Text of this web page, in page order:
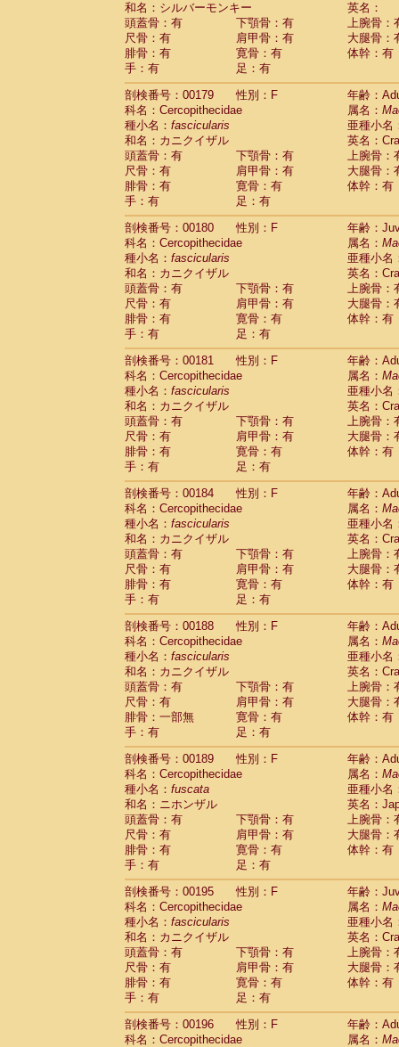
和名：シルバーモンキー
英名：
頭蓋骨：有
下顎骨：有
上腕骨：
尺骨：有
肩甲骨：有
大腿骨：
腓骨：有
寛骨：有
体幹：有
手：有
足：有
剖検番号：00179
性別：F
年齢：
科名：Cercopithecidae
属名：
種小名： fascicularis
亜種小名
和名：カニクイザル
英名：
頭蓋骨：有
下顎骨：有
上腕骨：
尺骨：有
肩甲骨：有
大腿骨：
腓骨：有
寛骨：有
体幹：有
手：有
足：有
剖検番号：00180
性別：F
年齢：
科名：Cercopithecidae
属名：
種小名： fascicularis
亜種小名
和名：カニクイザル
英名：
頭蓋骨：有
下顎骨：有
上腕骨：
尺骨：有
肩甲骨：有
大腿骨：
腓骨：有
寛骨：有
体幹：有
手：有
足：有
剖検番号：00181
性別：F
年齢：
科名：Cercopithecidae
属名：
種小名： fascicularis
亜種小名
和名：カニクイザル
英名：
頭蓋骨：有
下顎骨：有
上腕骨：
尺骨：有
肩甲骨：有
大腿骨：
腓骨：有
寛骨：有
体幹：有
手：有
足：有
剖検番号：00184
性別：F
年齢：
科名：Cercopithecidae
属名：
種小名： fascicularis
亜種小名
和名：カニクイザル
英名：
頭蓋骨：有
下顎骨：有
上腕骨：
尺骨：有
肩甲骨：有
大腿骨：
腓骨：有
寛骨：有
体幹：有
手：有
足：有
剖検番号：00188
性別：F
年齢：
科名：Cercopithecidae
属名：
種小名： fascicularis
亜種小名
和名：カニクイザル
英名：
頭蓋骨：有
下顎骨：有
上腕骨：
尺骨：有
肩甲骨：有
大腿骨：
腓骨：一部無
寛骨：有
体幹：有
手：有
足：有
剖検番号：00189
性別：F
年齢：
科名：Cercopithecidae
属名：
種小名： fuscata
亜種小名
和名：ニホンザル
英名：
頭蓋骨：有
下顎骨：有
上腕骨：
尺骨：有
肩甲骨：有
大腿骨：
腓骨：有
寛骨：有
体幹：有
手：有
足：有
剖検番号：00195
性別：F
年齢：
科名：Cercopithecidae
属名：
種小名： fascicularis
亜種小名
和名：カニクイザル
英名：
頭蓋骨：有
下顎骨：有
上腕骨：
尺骨：有
肩甲骨：有
大腿骨：
腓骨：有
寛骨：有
体幹：有
手：有
足：有
剖検番号：00196
性別：F
年齢：
科名：Cercopithecidae
属名：